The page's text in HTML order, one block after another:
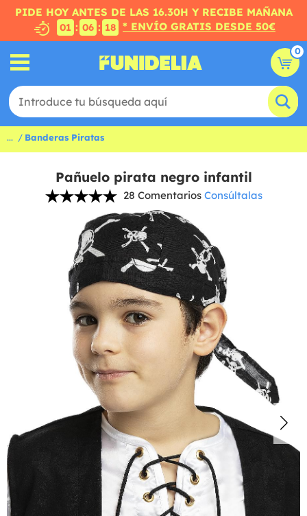
PIDE HOY ANTES DE LAS 16.30H Y RECIBE MAÑANA
01 : 06 : 17 * ENVÍO GRATIS DESDE 50€
0
... Banderas Piratas
Pañuelo pirata negro infantil
28 Comentarios Consúltalas